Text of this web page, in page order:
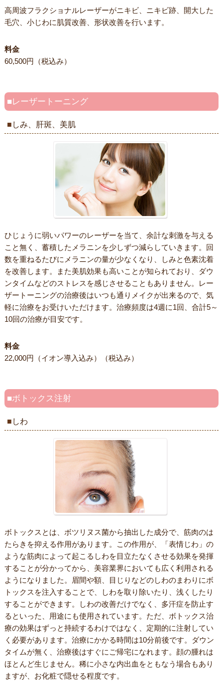
高周波フラクショナルレーザーがニキビ、ニキビ跡、開大した
毛穴、小じわに肌質改善、形状改善を行います。
料金
60,500円（税込み）
レーザートーニング
しみ、肝斑、美肌
ひじょうに弱いパワーのレーザーを当て、余計な刺激を与える
こと無く、蓄積したメラニンを少しずつ減らしていきます。回
数を重ねるたびにメラニンの量が少なくなり、しみと色素沈着
を改善します。また美肌効果も高いことが知られており、ダウ
ンタイムなどのストレスを感じさせることもありません。レー
ザートーニングの治療後はいつも通りメイクが出来るので、気
軽に治療をお受けいただけます。治療頻度は4週に1回、合計5～
10回の治療が目安です。
料金
22,000円（イオン導入込み）（税込み）
ボトックス注射
しわ
ボトックスとは、ボツリヌス菌から抽出した成分で、筋肉のは
たらきを抑える作用があります。この作用が、「表情じわ」の
ような筋肉によって起こるしわを目立たなくさせる効果を発揮
することが分かってから、美容業界においても広く利用される
ようになりました。眉間や額、目じりなどのしわのまわりにボ
トックスを注入することで、しわを取り除いたり、浅くしたり
することができます。しわの改善だけでなく、多汗症を防止す
るといった、用途にも使用されています。ただ、ボトックス治
療の効果はずっと持続するわけではなく、定期的に注射してい
く必要があります。治療にかかる時間は10分前後です。ダウン
タイムが無く、治療後はすぐにご帰宅になれます。顔の腫れは
ほとんど生じません。稀に小さな内出血をともなう場合もあり
ますが、お化粧で隠せる程度です。